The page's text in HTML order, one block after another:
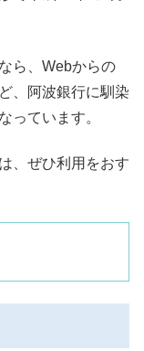
ら、Webからの
、阿波銀行に馴染
っています。
、ぜひ利用をおす